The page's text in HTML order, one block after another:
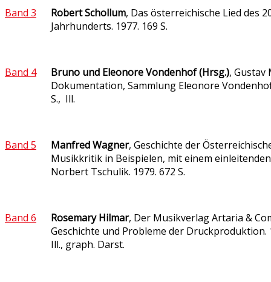
Band 3 Robert Schollum, Das österreichische Lied des
Jahrhunderts. 1977. 169 S.
Band 4 Bruno und Eleonore Vondenhof (Hrsg.), Gustav
Dokumentation, Sammlung Eleonore
S., Ill.
Band 5 Manfred Wagner, Geschichte der
Musikkritik in Beispielen, mit einem
Norbert Tschulik. 1979. 672 S.
Band 6 Rosemary Hilmar, Der Musikverlag Artaria &
Geschichte und Probleme der Druckproduktion.
Ill., graph. Darst.